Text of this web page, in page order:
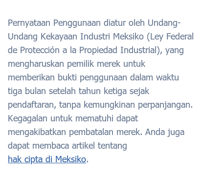
Pernyataan Penggunaan diatur oleh Undang-
Undang Kekayaan Industri Meksiko (Ley Federal
de Protección a la Propiedad Industrial), yang
mengharuskan pemilik merek untuk
memberikan bukti penggunaan dalam waktu
tiga bulan setelah tahun ketiga sejak
pendaftaran, tanpa kemungkinan perpanjangan.
Kegagalan untuk mematuhi dapat
mengakibatkan pembatalan merek. Anda juga
dapat membaca artikel tentang
hak cipta di Meksiko.